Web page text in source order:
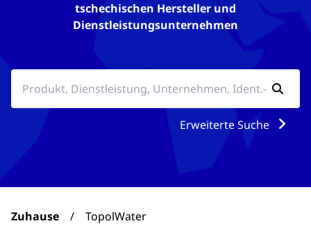
tschechischen Hersteller und
Dienstleistungsunternehmen
Erweiterte Suche
Zuhause / TopolWater